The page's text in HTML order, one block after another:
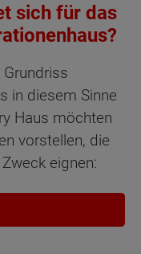
sich für das
in diesem Sinne
Haus möchten
vorstellen, die
eignen: